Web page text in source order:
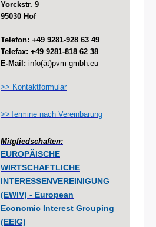
Yorckstr. 9
95030 Hof
Telefon: +49 9281-928 63 49
Telefax: +49 9281-818 62 38
E-Mail: info(ät)pvm-gmbh.eu
>> Kontaktformular
>>Termine nach Vereinbarung
Mitgliedschaften:
EUROPÄISCHE
WIRTSCHAFTLICHE
INTERESSENVEREINIGUNG
(EWIV) - European
Economic Interest Grouping
(EEIG)